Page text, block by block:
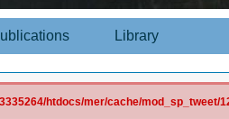
Library
htdocs/mer/cache/mod_sp_tweet/